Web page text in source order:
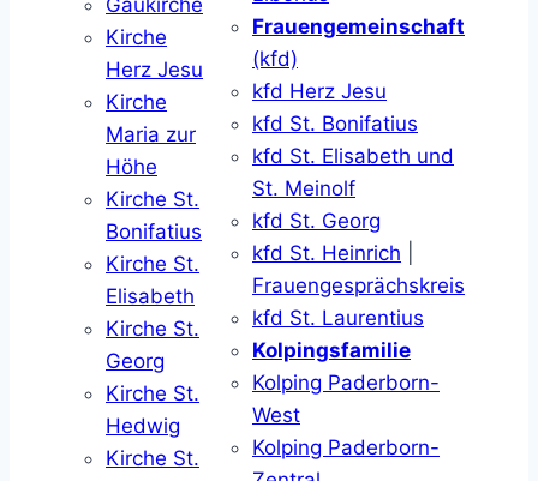
Gaukirche
Kirche
Herz Jesu
Kirche
Maria zur
Höhe
Kirche St.
Bonifatius
Kirche St.
Elisabeth
Kirche St.
Georg
Kirche St.
Hedwig
Kirche St.
Frauengemeinschaft
(kfd)
kfd Herz Jesu
kfd St. Bonifatius
kfd St. Elisabeth und
St. Meinolf
kfd St. Georg
kfd St. Heinrich
Frauengesprächskreis
kfd St. Laurentius
Kolpingsfamilie
Kolping Paderborn-
West
Kolping Paderborn-